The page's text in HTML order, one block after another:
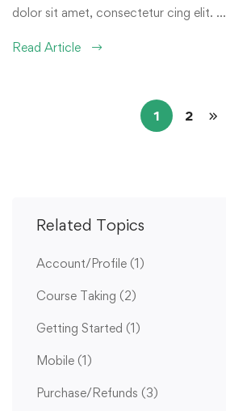
dolor sit amet, consectetur cing elit. …
Read Article
1 2
Related Topics
Account/Profile (1)
Course Taking (2)
Getting Started (1)
Mobile (1)
Purchase/Refunds (3)